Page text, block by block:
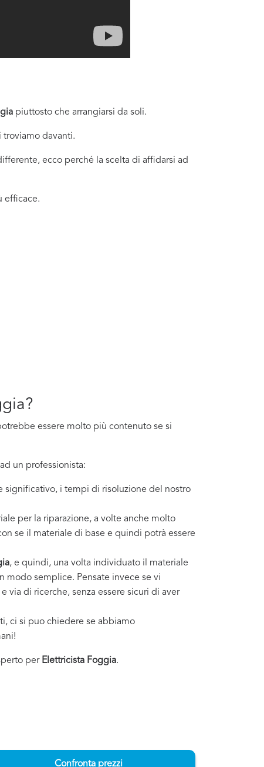
piuttosto che arrangiarsi da soli.
davanti.
ecco perché la scelta di affidarsi ad
efficace.
essere molto più contenuto se si
un professionista:
significativo, i tempi di risoluzione del nostro
per la riparazione, a volte anche molto
se il materiale di base e quindi potrà essere
, e quindi, una volta individuato il materiale
modo semplice. Pensate invece se vi
via di ricerche, senza essere sicuri di aver
ci si puo chiedere se abbiamo
per Elettricista Foggia.
Confronta prezzi